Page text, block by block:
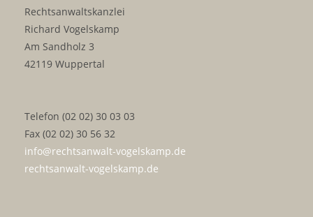
Rechtsanwaltskanzlei
Richard Vogelskamp
Am Sandholz 3
42119 Wuppertal
Telefon (02 02) 30 03 03
Fax (02 02) 30 56 32
info@rechtsanwalt-vogelskamp.de
rechtsanwalt-vogelskamp.de